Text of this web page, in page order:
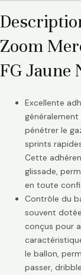
Zoom
FG Jaune
Excellente
pénétrer le
sprints
Cette
glissade,
en toute
Contrôle du
souvent
conçus pour
le ballon,
passer,